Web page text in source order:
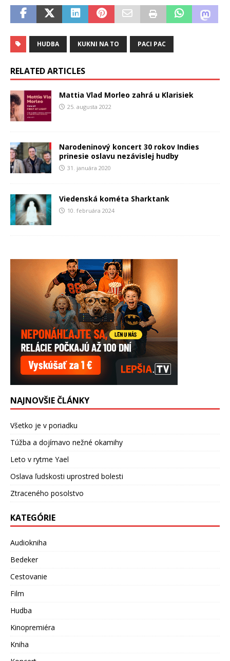
HUDBA KUKNI NA TO PACI PAC
RELATED ARTICLES
Mattia Vlad Morleo zahrá u Klarisiek
25. augusta 2022
Narodeninový koncert 30 rokov Indies
prinesie oslavu nezávislej hudby
31. januára 2020
Viedenská kométa Sharktank
10. februára 2024
NAJNOVŠIE ČLÁNKY
Všetko je v poriadku
Túžba a dojímavo nežné okamihy
Leto v rytme Yael
Oslava ľudskosti uprostred bolesti
Ztraceného posolstvo
KATEGÓRIE
Audiokniha
Bedeker
Cestovanie
Film
Hudba
Kinopremiéra
Kniha